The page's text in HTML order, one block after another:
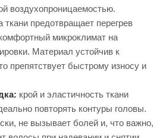
воздухопроницаемостью.
предотвращает перегрев
микроклимат на
Материал устойчив к
препятствует быстрому износу и
крой и эластичность ткани
повторять контуры головы.
не вызывает болей и, что важно,